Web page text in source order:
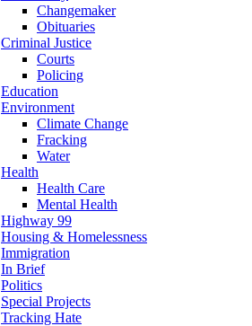
Changemaker
Obituaries
Criminal Justice
Courts
Policing
Education
Environment
Climate Change
Fracking
Water
Health
Health Care
Mental Health
Highway 99
Housing & Homelessness
Immigration
In Brief
Politics
Special Projects
Tracking Hate